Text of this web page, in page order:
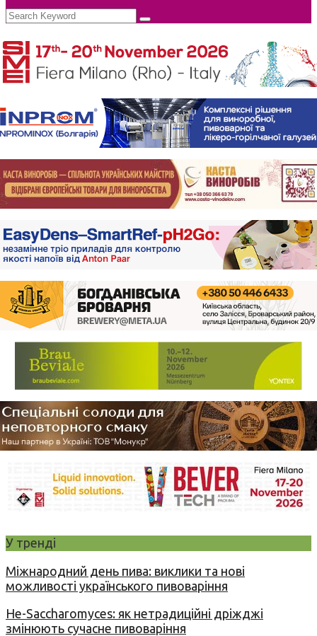
У тренді
Міжнародний день пива: виклики та нові
можливості українського пивоваріння
Не-Saccharomyces: як нетрадиційні дріжджі
змінюють сучасне пивоваріння